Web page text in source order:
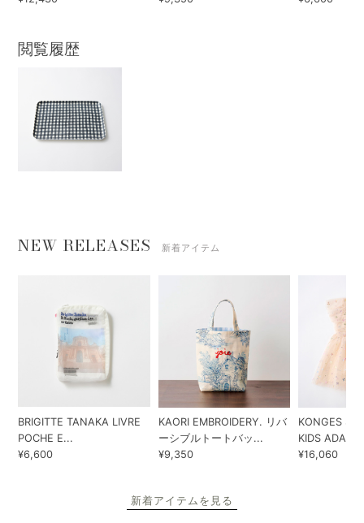
閲覧履歴
NEW RELEASES 新着アイテム
BRIGITTE TANAKA LIVRE
POCHE E...
¥6,600
KAORI EMBROIDERY. リバ
ーシブルトートバッ...
¥9,350
KONGES
KIDS ADA...
¥16,060
新着アイテムを見る